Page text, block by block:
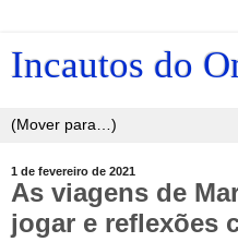
Incautos do
1 de fevereiro de 2021
As viagens de
jogar e reflexões